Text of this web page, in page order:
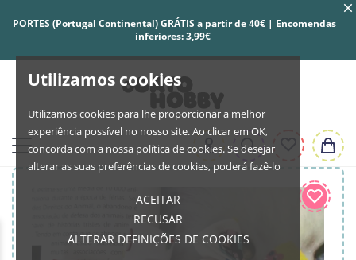
Utilizamos cookies
Utilizamos cookies para lhe proporcionar a melhor
experiência possível no nosso site. Ao clicar em OK,
concorda com a nossa política de cookies. Se desejar
alterar as suas preferências de cookies, poderá fazê-lo
ACEITAR
RECUSAR
ALTERAR DEFINIÇÕES DE COOKIES
PORTES (Portugal Continental) GRÁTIS a partir de 40€ | Encomendas
inferiores: 3,99€